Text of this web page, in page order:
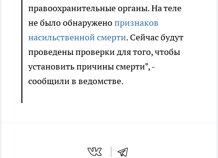
правоохранительные органы. На теле
не было обнаруженопризнаков
насильственной смерти. Сейчас будут
проведены проверки для того, чтобы
установить причины смерти", -
сообщили в ведомстве.